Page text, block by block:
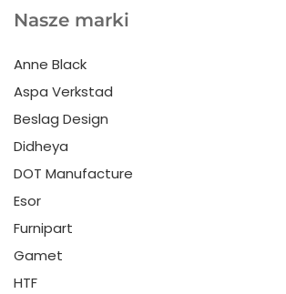
Nasze marki
Anne Black
Aspa Verkstad
Beslag Design
Didheya
DOT Manufacture
Esor
Furnipart
Gamet
HTF